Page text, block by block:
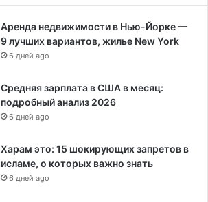
Аренда недвижимости в Нью-Йорке —
9 лучших вариантов, жилье New York
6 дней ago
Средняя зарплата в США в месяц:
подробный анализ 2026
6 дней ago
Харам это: 15 шокирующих запретов в
исламе, о которых важно знать
6 дней ago